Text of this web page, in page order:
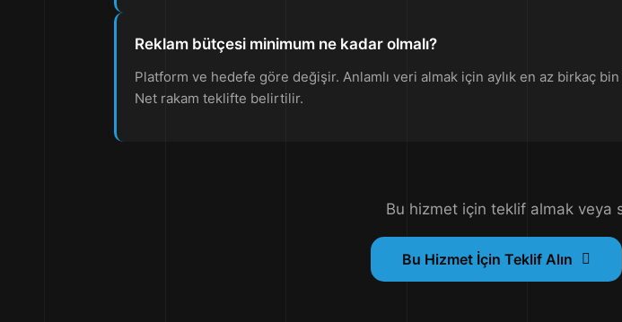
Reklam bütçesi minimum ne kadar olmalı?
Platform ve hedefe göre değişir. Anlamlı veri almak için aylık en az birkaç
Net rakam teklifte belirtilir.
Bu hizmet için teklif almak veya
Bu Hizmet İçin Teklif Alın